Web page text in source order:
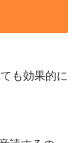
も効果的に